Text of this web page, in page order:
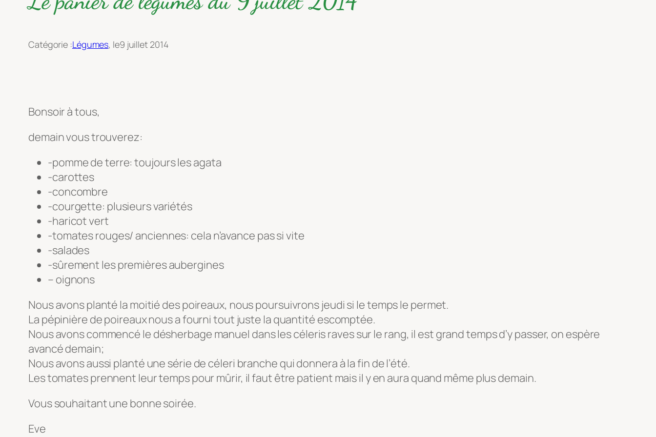
Catégorie :Légumes, le9 juillet 2014
Bonsoir à tous,
demain vous trouverez:
-pomme de terre: toujours les agata
-carottes
-concombre
-courgette: plusieurs variétés
-haricot vert
-tomates rouges/ anciennes: cela n’avance pas si vite
-salades
-sûrement les premières aubergines
– oignons
Nous avons planté la moitié des poireaux, nous poursuivrons jeudi si le temps le permet.
La pépinière de poireaux nous a fourni tout juste la quantité escomptée.
Nous avons commencé le désherbage manuel dans les céleris raves sur le rang, il est grand temps d’y passer, on espère
avancé demain;
Nous avons aussi planté une série de céleri branche qui donnera à la fin de l’été.
Les tomates prennent leur temps pour mûrir, il faut être patient mais il y en aura quand même plus demain.
Vous souhaitant une bonne soirée.
Eve